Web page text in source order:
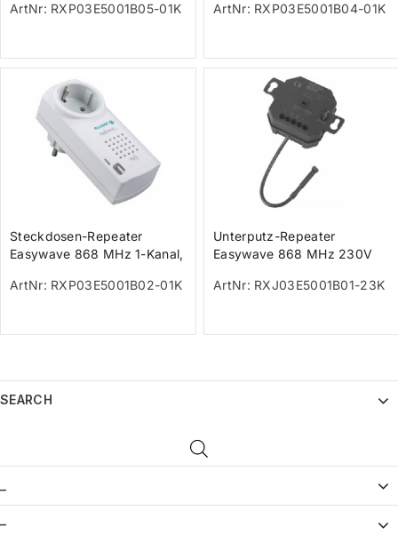
230V kaskadi
ArtNr: RXP03E5001B05-01K
230V kas
ArtNr: RXP03E5001B04-01K
Steckdosen-Repeater
Easywave 868 MHz 1-Kanal,
230V kaskadi
ArtNr: RXP03E5001B02-01K
Unterputz-Repeater
Easywave 868 MHz 230V
ArtNr: RXJ03E5001B01-23K
SEARCH
–